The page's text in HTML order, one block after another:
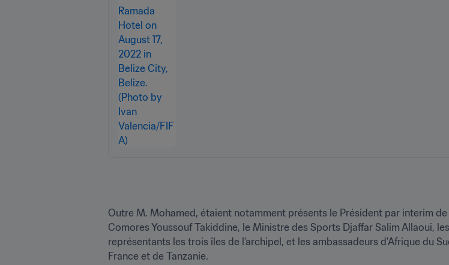
Outre M. Mohamed, étaient notamment présents le Président par interim
Comores Youssouf Takiddine, le Ministre des Sports Djaffar Salim Allaoui,
représentants les trois îles de l’archipel, et les ambassadeurs d’Afrique du
France et de Tanzanie.